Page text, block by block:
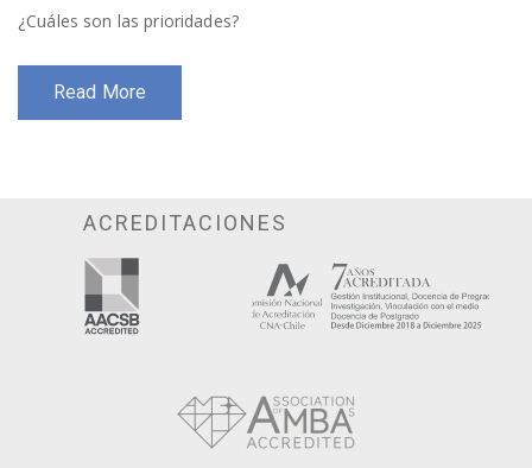
¿Cuáles son las prioridades?
Read More
ACREDITACIONES